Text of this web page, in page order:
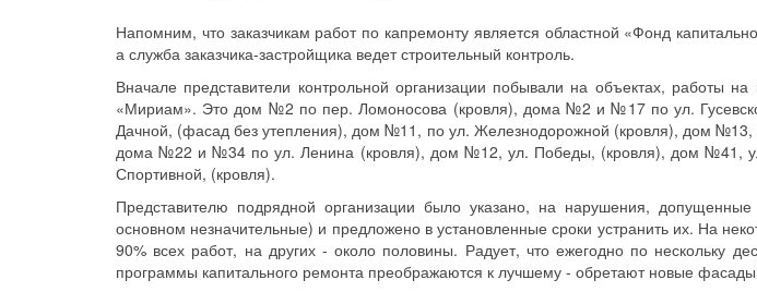
Напомним, что заказчикам работ по капремонту является областной «Фонд
а служба заказчика-застройщика ведет строительный контроль.
Вначале представители контрольной организации побывали на объектах, работы
«Мириам». Это дом №2 по пер. Ломоносова (кровля), дома №2 и №17 по ул.
Дачной, (фасад без утепления), дом №11, по ул. Железнодорожной (кровля), дом №13,
дома №22 и №34 по ул. Ленина (кровля), дом №12, ул. Победы, (кровля), дом №41,
Спортивной, (кровля).
Представителю подрядной организации было указано, на нарушения,
основном незначительные) и предложено в установленные сроки устранить их. На
90% всех работ, на других - около половины. Радует, что ежегодно по нескольку
программы капитального ремонта преображаются к лучшему - обретают новые